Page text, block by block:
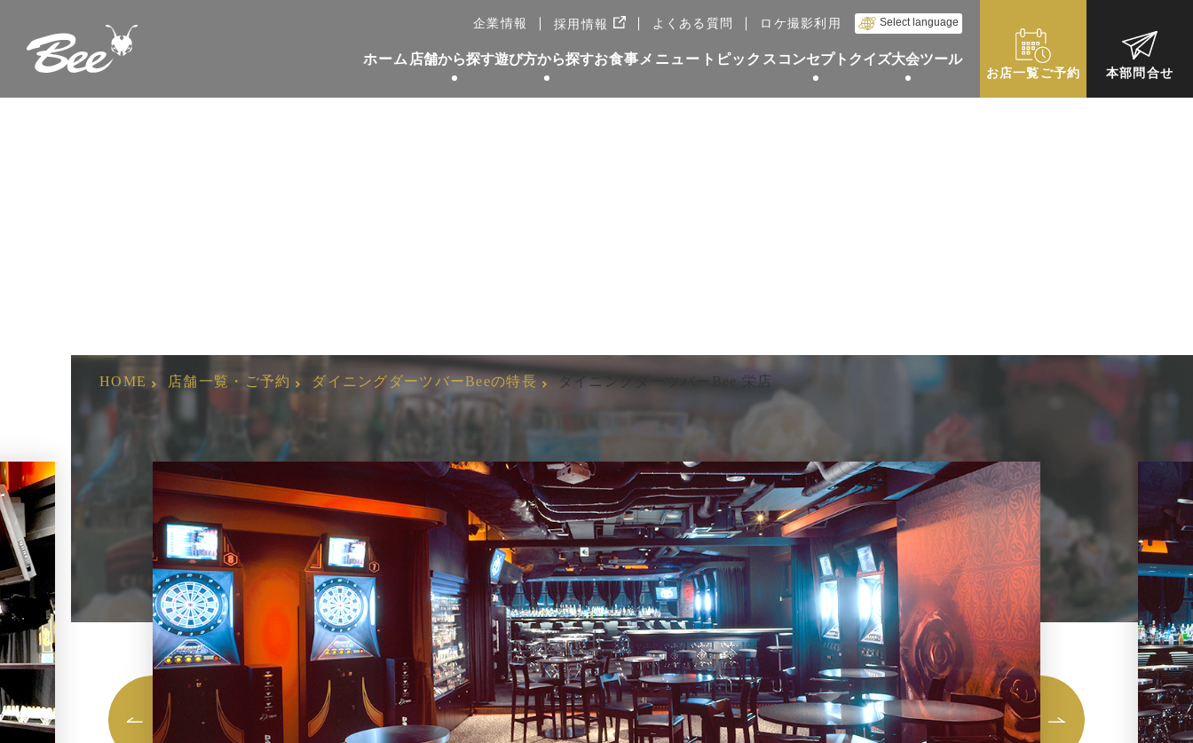
企業情報 採用情報 新しいWindowで開きます。
よくある質問 ロケ撮影利用 Select language
ホーム 店舗から探す遊び方から探すお食事メニュー トピックス コンセプト クイズ大会ツール
お店一覧ご予約 本部問合せ
HOME 店舗一覧・ご予約 ダイニングダーツバーBeeの特長 ダイニングダーツバーBee 栄店